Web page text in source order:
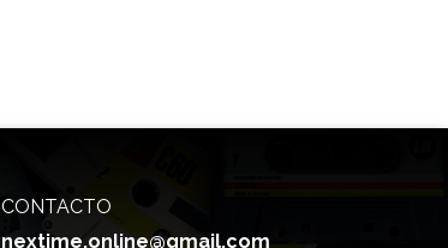
CONTACTO
nextime.online@gmail.com